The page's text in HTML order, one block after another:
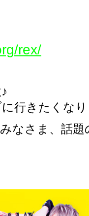
rex/
行きたくな
なさま、話